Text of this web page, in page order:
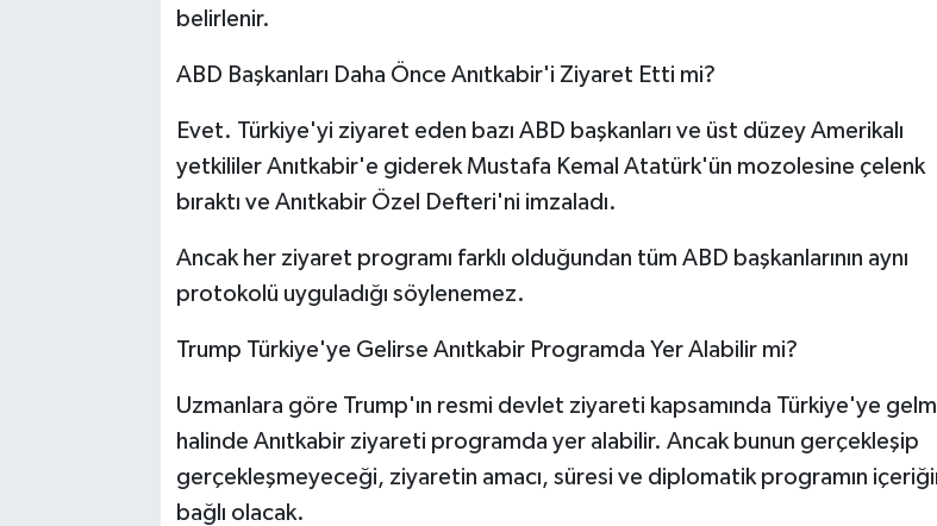
belirlenir.
ABD Başkanları Daha Önce Anıtkabir'i Ziyaret Etti mi?
Evet. Türkiye'yi ziyaret eden bazı ABD başkanları ve üst düzey Amerikalı
yetkililer Anıtkabir'e giderek Mustafa Kemal Atatürk'ün mozolesine çelenk
bıraktı ve Anıtkabir Özel Defteri'ni imzaladı.
Ancak her ziyaret programı farklı olduğundan tüm ABD başkanlarının aynı
protokolü uyguladığı söylenemez.
Trump Türkiye'ye Gelirse Anıtkabir Programda Yer Alabilir mi?
Uzmanlara göre Trump'ın resmi devlet ziyareti kapsamında Türkiye'ye
halinde Anıtkabir ziyareti programda yer alabilir. Ancak bunun gerçekleşip
gerçekleşmeyeceği, ziyaretin amacı, süresi ve diplomatik programın
bağlı olacak.